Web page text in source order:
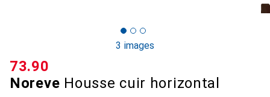
3 images
Noreve Housse cuir horizontal
CHF
73.90